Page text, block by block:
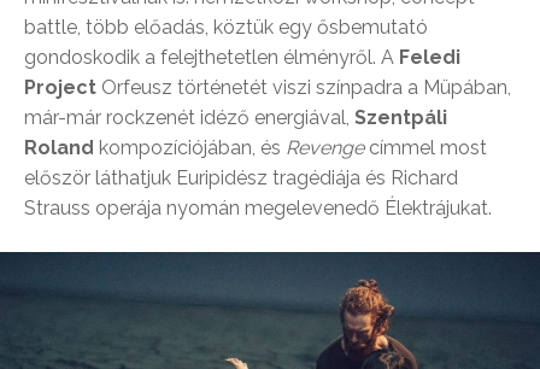
battle, több előadás, köztük egy ősbemutató
gondoskodik a felejthetetlen élményről. A Feledi
Project Orfeusz történetét viszi színpadra a Müpában,
már-már rockzenét idéző energiával, Szentpáli
Roland kompozíciójában, és Revengecímmel most
először láthatjuk Euripidész tragédiája és Richard
Strauss operája nyomán megelevenedő Élektrájukat.